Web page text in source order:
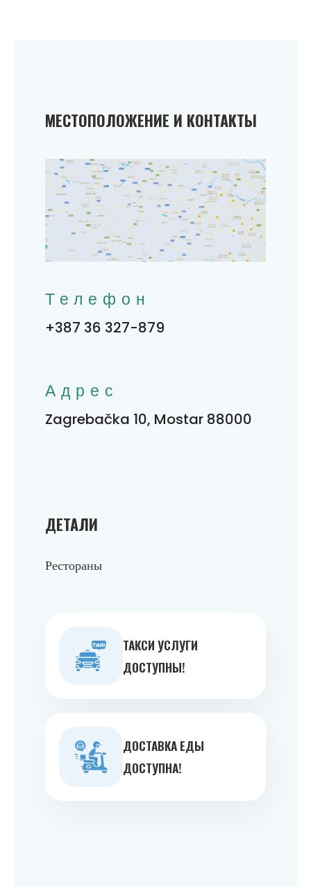
ДЕТАЛИ
Рестораны
ТАКСИ УСЛУГИ
ДОСТУПНЫ!
ДОСТАВКА ЕДЫ
ДОСТУПНА!
МЕСТОПОЛОЖЕНИЕ И КОНТАКТЫ
Телефон
+387 36 327-879
Адрес
Zagrebačka 10, Mostar 88000